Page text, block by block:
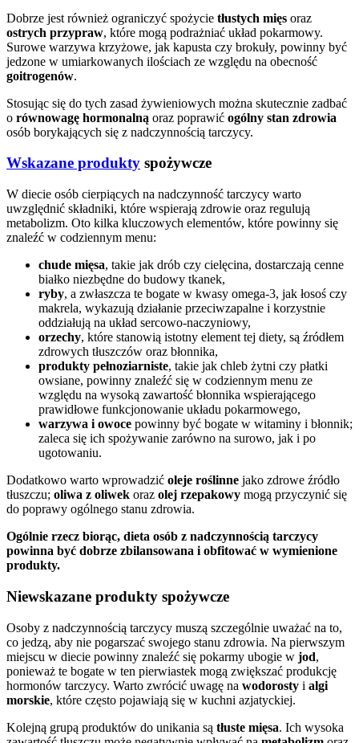
Dobrze jest również ograniczyć spożycie tłustych mięs oraz
ostrych przypraw, które mogą podrażniać układ pokarmowy.
Surowe warzywa krzyżowe, jak kapusta czy brokuły, powinny być
jedzone w umiarkowanych ilościach ze względu na obecność
goitrogenów.
Stosując się do tych zasad żywieniowych można skutecznie zadbać
o równowagę hormonalną oraz poprawić ogólny stan zdrowia
osób borykających się z nadczynnością tarczycy.
Wskazane produkty spożywcze
W diecie osób cierpiących na nadczynność tarczycy warto
uwzględnić składniki, które wspierają zdrowie oraz regulują
metabolizm. Oto kilka kluczowych elementów, które powinny się
znaleźć w codziennym menu:
chude mięsa, takie jak drób czy cielęcina, dostarczają cenne
białko niezbędne do budowy tkanek,
ryby, a zwłaszcza te bogate w kwasy omega-3, jak łosoś czy
makrela, wykazują działanie przeciwzapalne i korzystnie
oddziałują na układ sercowo-naczyniowy,
orzechy, które stanowią istotny element tej diety, są źródłem
zdrowych tłuszczów oraz błonnika,
produkty pełnoziarniste, takie jak chleb żytni czy płatki
owsiane, powinny znaleźć się w codziennym menu ze
względu na wysoką zawartość błonnika wspierającego
prawidłowe funkcjonowanie układu pokarmowego,
warzywa i owoce powinny być bogate w witaminy i błonnik;
zaleca się ich spożywanie zarówno na surowo, jak i po
ugotowaniu.
Dodatkowo warto wprowadzić oleje roślinne jako zdrowe źródło
tłuszczu; oliwa z oliwek oraz olej rzepakowy mogą przyczynić się
do poprawy ogólnego stanu zdrowia.
Ogólnie rzecz biorąc, dieta osób z nadczynnością tarczycy
powinna być dobrze zbilansowana i obfitować w wymienione
produkty.
Niewskazane produkty spożywcze
Osoby z nadczynnością tarczycy muszą szczególnie uważać na to,
co jedzą, aby nie pogarszać swojego stanu zdrowia. Na pierwszym
miejscu w diecie powinny znaleźć się pokarmy ubogie w jod,
ponieważ te bogate w ten pierwiastek mogą zwiększać produkcję
hormonów tarczycy. Warto zwrócić uwagę na wodorosty i algi
morskie, które często pojawiają się w kuchni azjatyckiej.
Kolejną grupą produktów do unikania są tłuste mięsa. Ich wysoka